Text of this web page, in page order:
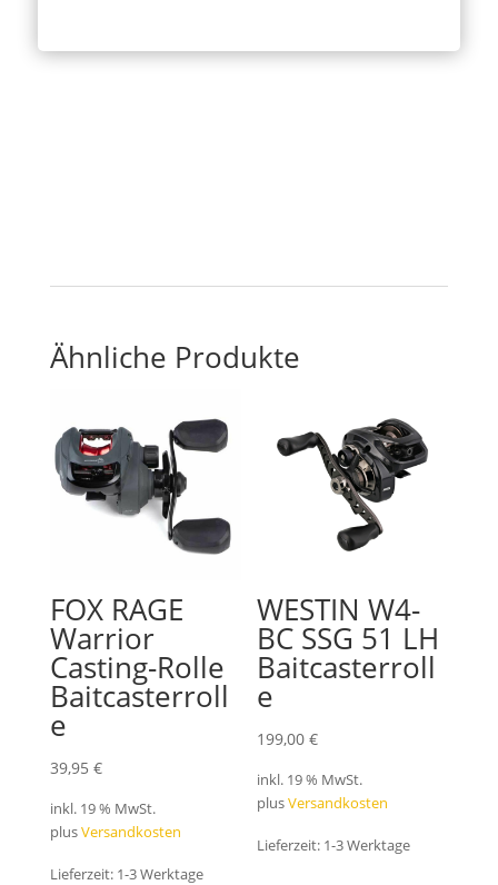
Ähnliche Produkte
FOX RAGE
Warrior
Casting-Rolle
Baitcasterroll
e
39,95 €
inkl. 19 % MwSt.
plusVersandkosten
Lieferzeit: 1-3 Werktage
WESTIN W4-
BC SSG 51 LH
Baitcasterroll
e
199,00€
inkl. 19 % MwSt.
plusVersandkosten
Lieferzeit: 1-3 Werktage